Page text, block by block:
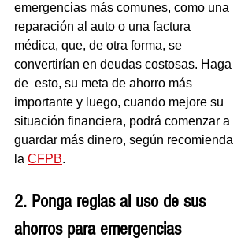
emergencias más comunes, como una
reparación al auto o una factura
médica, que, de otra forma, se
convertirían en deudas costosas. Haga
de  esto, su meta de ahorro más
importante y luego, cuando mejore su
situación financiera, podrá comenzar a
guardar más dinero, según recomienda
la CFPB.
2. Ponga reglas al uso de sus
ahorros para emergencias